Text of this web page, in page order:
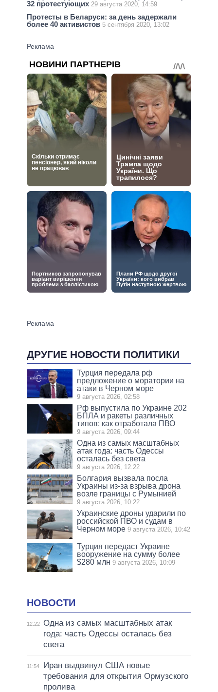
32 протестующих 29 августа 2020, 14:59
Протесты в Беларуси: за день задержали
более 40 активистов 5 сентября 2020, 13:02
ДРУГИЕ НОВОСТИ ПОЛИТИКИ
Турция передала рф
предложение о моратории на
атаки в Черном море
9 августа 2026, 02:58
Рф выпустила по Украине 202
БПЛА и ракеты различных
типов: как отработала ПВО
9 августа 2026, 09:44
Одна из самых масштабных
атак года: часть Одессы
осталась без света
9 августа 2026, 12:22
Болгария вызвала посла
Украины из-за взрыва дрона
возле границы с Румынией
9 августа 2026, 10:22
Украинские дроны ударили по
российской ПВО и судам в
Черном море 9 августа 2026, 10:42
Турция передаст Украине
вооружение на сумму более
$280 млн 9 августа 2026, 10:09
НОВОСТИ
12:22 Одна из самых масштабных атак
года: часть Одессы осталась без
света
11:54
Иран выдвинул США новые
требования для открытия Ормузского
пролива